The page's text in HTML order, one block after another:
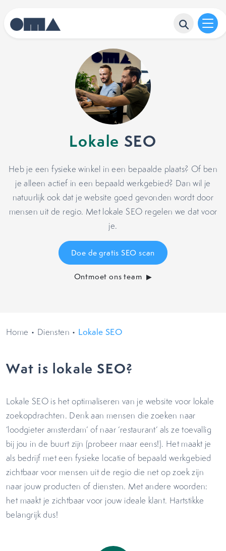
Lokale SEO
Heb je een fysieke winkel in een bepaalde plaats? Of ben
je alleen actief in een bepaald werkgebied? Dan wil je
natuurlijk ook dat je website goed gevonden wordt door
mensen uit de regio. Met lokale SEO regelen we dat voor
je.
Doe de gratis SEO scan
Ontmoet ons team
Home • Diensten • Lokale SEO
Wat is lokale SEO?
Lokale SEO is het optimaliseren van je website voor lokale
zoekopdrachten. Denk aan mensen die zoeken naar
‘loodgieter amsterdam’ of naar ‘restaurant’ als ze toevallig
bij jou in de buurt zijn (probeer maar eens!). Het maakt je
als bedrijf met een fysieke locatie of bepaald werkgebied
zichtbaar voor mensen uit de regio die net op zoek zijn
naar jouw producten of diensten. Met andere woorden:
het maakt je zichtbaar voor jouw ideale klant. Hartstikke
belangrijk dus!